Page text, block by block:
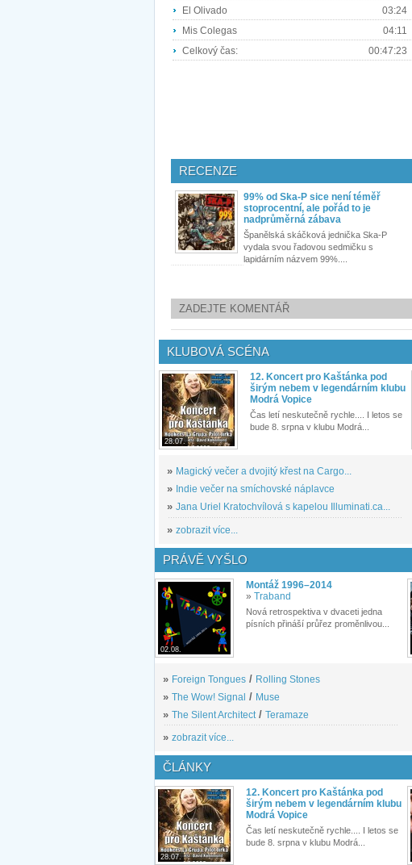
El Olivado
03:24
Mis Colegas
04:11
Celkový čas:
00:47:23
RECENZE
99% od Ska-P sice není téměř
stoprocentní, ale pořád to je
nadprůměrná zábava
Španělská skáčková jednička Ska-P
vydala svou řadovou sedmičku s
lapidárním názvem 99%....
ZADEJTE KOMENTÁŘ
KLUBOVÁ SCÉNA
28.07.
12. Koncert pro Kaštánka pod
širým nebem v legendárním klubu
Modrá Vopice
Čas letí neskutečně rychle.... I letos se
bude 8. srpna v klubu Modrá...
» Magický večer a dvojitý křest na Cargo...
» Indie večer na smíchovské náplavce
» Jana Uriel Kratochvílová s kapelou Illuminati.ca...
» zobrazit více...
PRÁVĚ VYŠLO
02.08.
Montáž 1996–2014
» Traband
Nová retrospektiva v dvaceti jedna
písních přináší průřez proměnlivou...
» Foreign Tongues / Rolling Stones
» The Wow! Signal / Muse
» The Silent Architect / Teramaze
» zobrazit více...
ČLÁNKY
28.07.
12. Koncert pro Kaštánka pod
širým nebem v legendárním klubu
Modrá Vopice
Čas letí neskutečně rychle.... I letos se
bude 8. srpna v klubu Modrá...